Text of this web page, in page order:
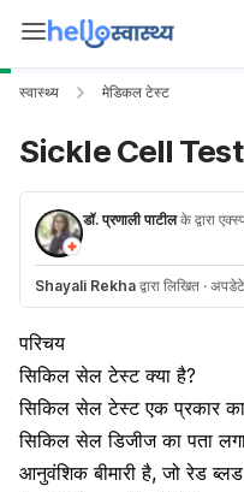
स्वास्थ्य मेडिकल टेस्ट
Sickle Cell Test
डॉ. प्रणाली पाटीलके द्वारा
Shayali Rekha द्वारा लिखित ·
परिचय
सिकिल सेल टेस्ट क्या है?
सिकिल सेल टेस्ट एक प्रकार
सिकिल सेल डिजीजका पता
आनुवंशिक बीमारी है, जो रेड